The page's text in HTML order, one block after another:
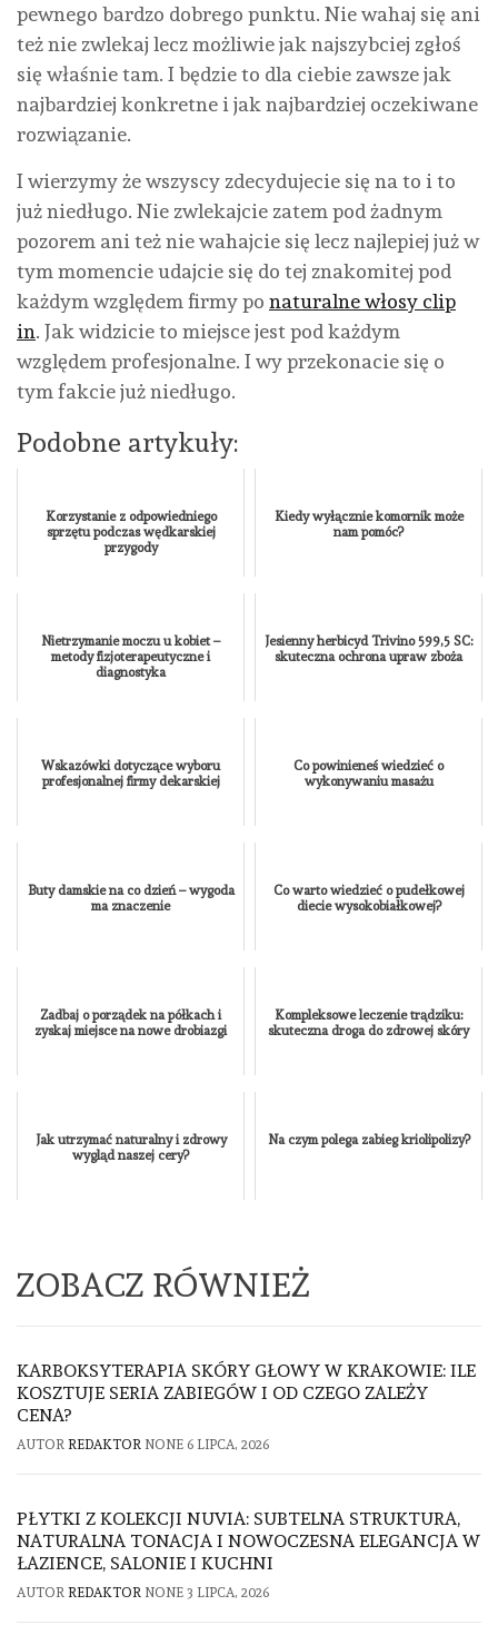
pewnego bardzo dobrego punktu. Nie wahaj się ani
też nie zwlekaj lecz możliwie jak najszybciej zgłoś
się właśnie tam. I będzie to dla ciebie zawsze jak
najbardziej konkretne i jak najbardziej oczekiwane
rozwiązanie.
I wierzymy że wszyscy zdecydujecie się na to i to
już niedługo. Nie zwlekajcie zatem pod żadnym
pozorem ani też nie wahajcie się lecz najlepiej już w
tym momencie udajcie się do tej znakomitej pod
każdym względem firmy po naturalne włosy clip
in. Jak widzicie to miejsce jest pod każdym
względem profesjonalne. I wy przekonacie się o
tym fakcie już niedługo.
Podobne artykuły:
Korzystanie z odpowiedniego
sprzętu podczas wędkarskiej
przygody
Kiedy wyłącznie komornik może
nam pomóc?
Nietrzymanie moczu u kobiet –
metody fizjoterapeutyczne i
diagnostyka
Jesienny herbicyd Trivino 599,5 SC:
skuteczna ochrona upraw zboża
Wskazówki dotyczące wyboru
profesjonalnej firmy dekarskiej
Co powinieneś wiedzieć o
wykonywaniu masażu
Buty damskie na co dzień – wygoda
ma znaczenie
Co warto wiedzieć o pudełkowej
diecie wysokobiałkowej?
Zadbaj o porządek na półkach i
zyskaj miejsce na nowe drobiazgi
Kompleksowe leczenie trądziku:
skuteczna droga do zdrowej skóry
Jak utrzymać naturalny i zdrowy
wygląd naszej cery?
Na czym polega zabieg kriolipolizy?
ZOBACZ RÓWNIEŻ
KARBOKSYTERAPIA SKÓRY GŁOWY W KRAKOWIE: ILE
KOSZTUJE SERIA ZABIEGÓW I OD CZEGO ZALEŻY
CENA?
AUTOR REDAKTOR NONE 6 LIPCA, 2026
PŁYTKI Z KOLEKCJI NUVIA: SUBTELNA STRUKTURA,
NATURALNA TONACJA I NOWOCZESNA ELEGANCJA W
ŁAZIENCE, SALONIE I KUCHNI
AUTOR REDAKTOR NONE 3 LIPCA, 2026